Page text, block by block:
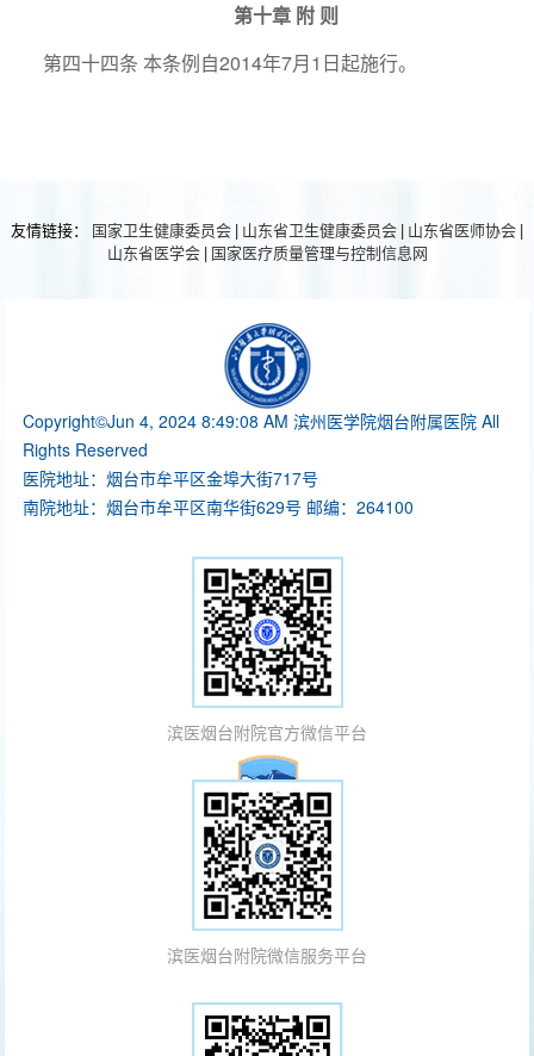
第十章 附 则
第四十四条 本条例自2014年7月1日起施行。
友情链接： 国家卫生健康委员会 | 山东省卫生健康委员会 | 山东省医师协会 |
山东省医学会 | 国家医疗质量管理与控制信息网
Copyright©Jun 4, 2024 8:49:08 AM 滨州医学院烟台附属医院 All
Rights Reserved
医院地址：烟台市牟平区金埠大街717号
南院地址：烟台市牟平区南华街629号 邮编：264100
滨医烟台附院官方微信平台
滨医烟台附院微信服务平台